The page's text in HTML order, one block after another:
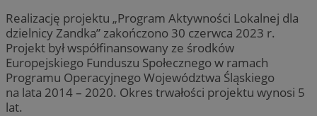
Realizację projektu „Program Aktywności Lokalnej dla
dzielnicy Zandka” zakończono 30 czerwca 2023 r.
Projekt był współfinansowany ze środków
Europejskiego Funduszu Społecznego w ramach
Programu Operacyjnego Województwa Śląskiego
na lata 2014 – 2020. Okres trwałości projektu wynosi 5
lat.